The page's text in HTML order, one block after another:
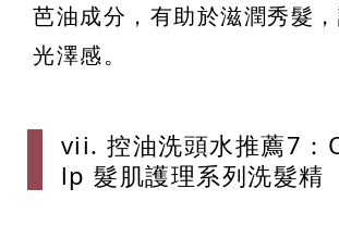
芭油成分，有助於滋潤秀髮
光澤感。
vii. 控油洗頭水推薦7：
lp 髮肌護理系列洗髮精